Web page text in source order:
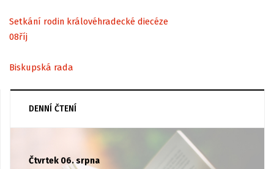
Setkání rodin královéhradecké diecéze
08říj
Biskupská rada
DENNÍ ČTENÍ
Čtvrtek 06. srpna